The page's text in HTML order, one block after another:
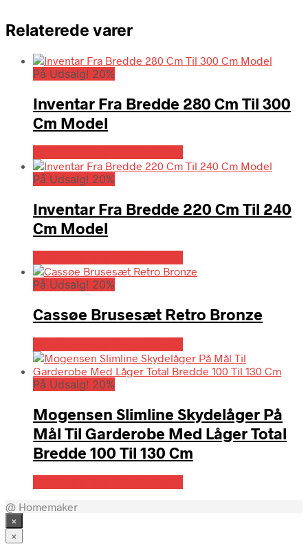
Relaterede varer
På Udsalg! 20%
Inventar Fra Bredde 280 Cm Til 300
Cm Model
På Udsalg! 20%
Inventar Fra Bredde 220 Cm Til 240
Cm Model
På Udsalg! 20%
Cassøe Brusesæt Retro Bronze
På Udsalg! 20%
Mogensen Slimline Skydelåger På
Mål Til Garderobe Med Låger Total
Bredde 100 Til 130 Cm
@ Homemaker
×
×